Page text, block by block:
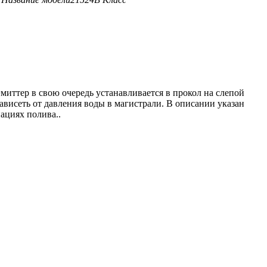
в свою очередь устанавливается в прокол на слепой
от давления воды в магистрали. В описании указан
полива..